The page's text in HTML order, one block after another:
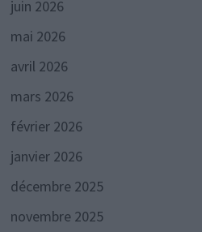
juin 2026
mai 2026
avril 2026
mars 2026
février 2026
janvier 2026
décembre 2025
novembre 2025